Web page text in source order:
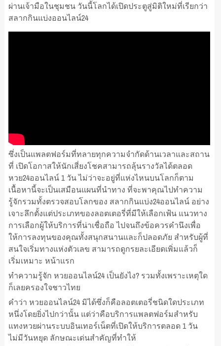
ผ่านเจ้ามือในชุมชน วันนี้โลกได้เปิดประตูสู่มิติใหม่ที่เรียกว่า
สลากกินแบ่งออนไลน์24
ซึ่งเป็นแพลตฟอร์มที่ทลายทุกความจำกัดด้านเวลาและสถาน
ที่ เปิดโอกาสให้นักเสี่ยงโชคสามารถลุ้นรางวัลได้ตลอด
หวย24ออนไลน์ 1 วัน ไม่ว่าจะอยู่ที่แห่งไหนบนโลกก็ตาม
เนื้อหานี้จะเป็นเสมือนแผนที่นำทาง ที่จะพาคุณไปทำความ
รู้จักรวมทั้งตรวจสอบโลกของ สลากกินแบ่ง24ออนไลน์ อย่าง
เจาะลึกตั้งแต่ประเภทของลอตเตอรี่ที่มีให้เลือกเฟ้น แนวทาง
การเลือกผู้ให้บริการที่น่าเชื่อถือ ไปจนถึงข้อควรคำนึงเพื่อ
ให้การลงทุนของคุณทั้งสนุกสนานและก็ปลอดภัย สำหรับผู้ที่
สนใจเริ่มทางแห่งตัวเลข สามารถดูกรยละเอียดเพิ่มแล้วก็
เริ่มเหมาะ หน้าแรก
ทำความรู้จัก หวยออนไลน์24 เป็นยังไง? รวมทั้งเพราะเหตุใด
ก็เลยครองใจชาวไทย
คำว่า หวยออนไลน์24 มิได้ซึ่งก็คือลอตเตอรี่ชนิดใดประเภท
หนึ่งโดยยิ่งไปกว่านั้น แต่ว่าคือบริการแพลตฟอร์มสำหรับ
แทงหวยผ่านระบบอินเทอร์เน็ตที่เปิดให้บริการตลอด 1 วัน
ไม่มีวันหยุด ลักษณะเด่นสำคัญที่ทำให้